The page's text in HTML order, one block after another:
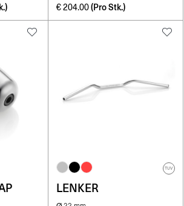
€204.00 (Pro Stk.)
TUV
LENKER